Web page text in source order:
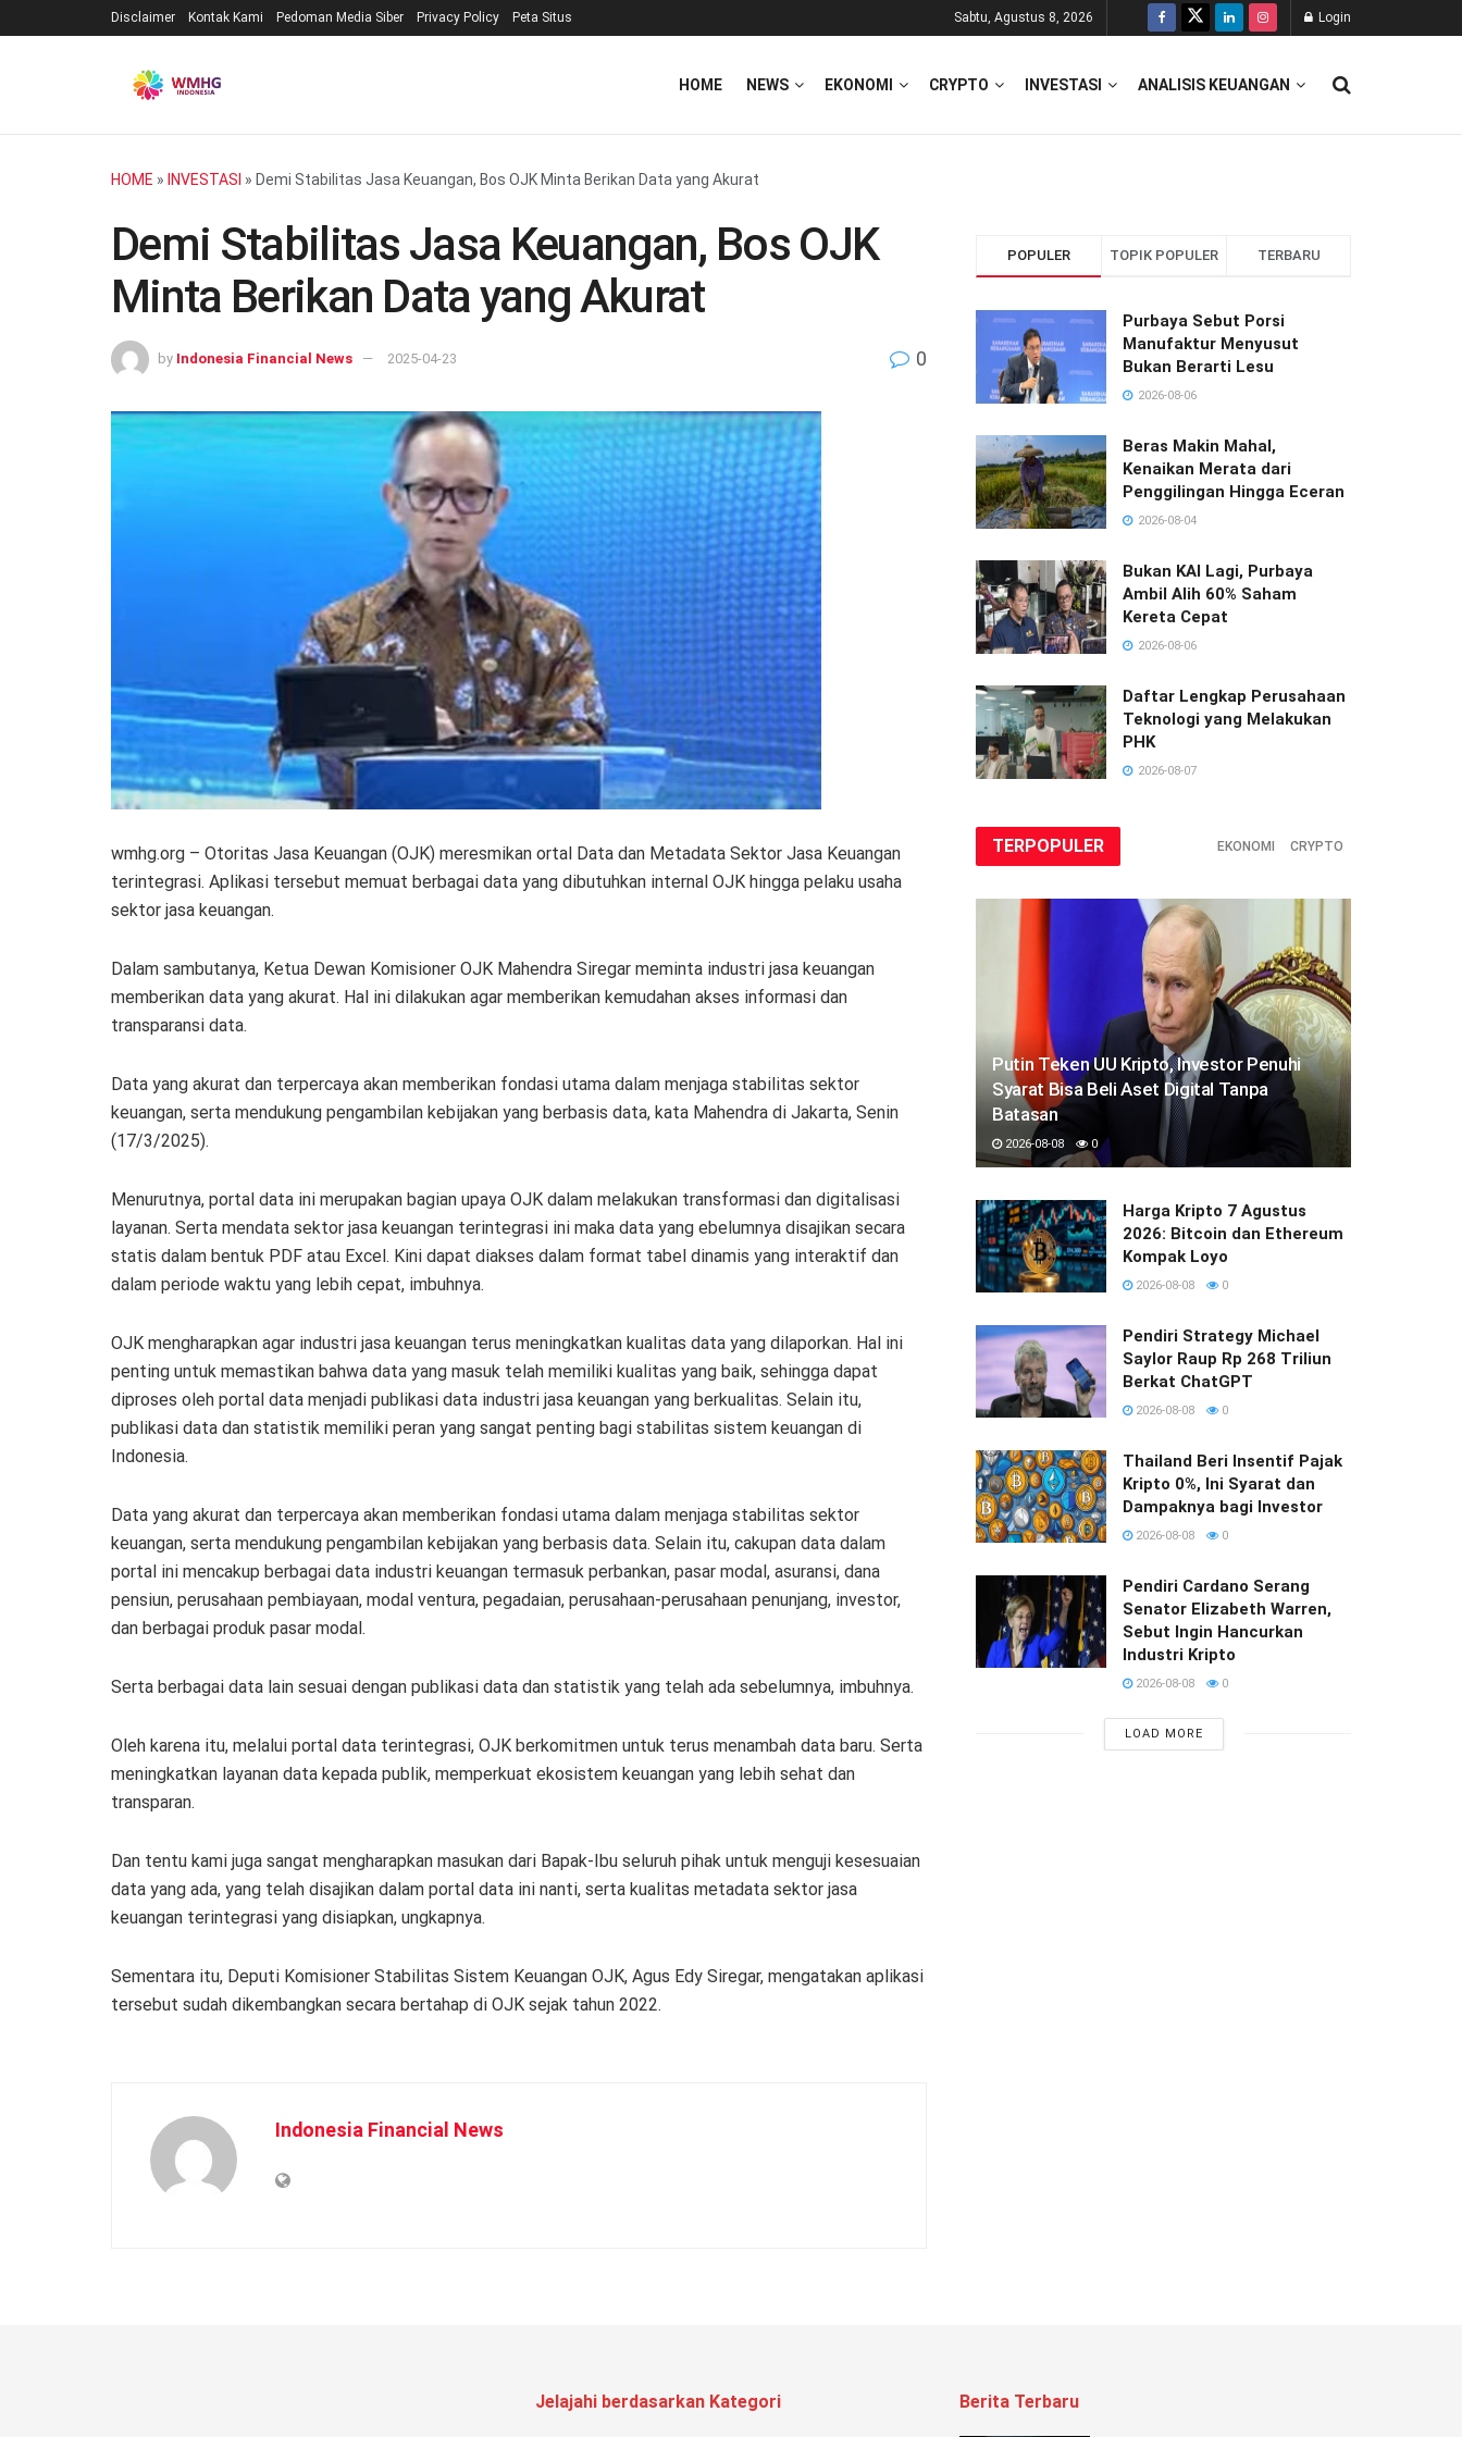
Disclaimer Kontak Kami Pedoman Media Siber Privacy Policy Peta Situs Sabtu, Agustus 8, 2026 Login
HOME NEWS EKONOMI CRYPTO INVESTASI ANALISIS KEUANGAN
HOME » INVESTASI » Demi Stabilitas Jasa Keuangan, Bos OJK Minta Berikan Data yang Akurat
Demi Stabilitas Jasa Keuangan, Bos OJK
Minta Berikan Data yang Akurat
by Indonesia Financial News 2025-04-23 0
wmhg.org – Otoritas Jasa Keuangan (OJK) meresmikan ortal Data dan Metadata Sektor Jasa Keuangan
terintegrasi. Aplikasi tersebut memuat berbagai data yang dibutuhkan internal OJK hingga pelaku usaha
sektor jasa keuangan.
Dalam sambutanya, Ketua Dewan Komisioner OJK Mahendra Siregar meminta industri jasa keuangan
memberikan data yang akurat. Hal ini dilakukan agar memberikan kemudahan akses informasi dan
transparansi data.
Data yang akurat dan terpercaya akan memberikan fondasi utama dalam menjaga stabilitas sektor
keuangan, serta mendukung pengambilan kebijakan yang berbasis data, kata Mahendra di Jakarta, Senin
(17/3/2025).
Menurutnya, portal data ini merupakan bagian upaya OJK dalam melakukan transformasi dan digitalisasi
layanan. Serta mendata sektor jasa keuangan terintegrasi ini maka data yang ebelumnya disajikan secara
statis dalam bentuk PDF atau Excel. Kini dapat diakses dalam format tabel dinamis yang interaktif dan
dalam periode waktu yang lebih cepat, imbuhnya.
OJK mengharapkan agar industri jasa keuangan terus meningkatkan kualitas data yang dilaporkan. Hal ini
penting untuk memastikan bahwa data yang masuk telah memiliki kualitas yang baik, sehingga dapat
diproses oleh portal data menjadi publikasi data industri jasa keuangan yang berkualitas. Selain itu,
publikasi data dan statistik memiliki peran yang sangat penting bagi stabilitas sistem keuangan di
Indonesia.
Data yang akurat dan terpercaya akan memberikan fondasi utama dalam menjaga stabilitas sektor
keuangan, serta mendukung pengambilan kebijakan yang berbasis data. Selain itu, cakupan data dalam
portal ini mencakup berbagai data industri keuangan termasuk perbankan, pasar modal, asuransi, dana
pensiun, perusahaan pembiayaan, modal ventura, pegadaian, perusahaan-perusahaan penunjang, investor,
dan berbagai produk pasar modal.
Serta berbagai data lain sesuai dengan publikasi data dan statistik yang telah ada sebelumnya, imbuhnya.
Oleh karena itu, melalui portal data terintegrasi, OJK berkomitmen untuk terus menambah data baru. Serta
meningkatkan layanan data kepada publik, memperkuat ekosistem keuangan yang lebih sehat dan
transparan.
Dan tentu kami juga sangat mengharapkan masukan dari Bapak-Ibu seluruh pihak untuk menguji kesesuaian
data yang ada, yang telah disajikan dalam portal data ini nanti, serta kualitas metadata sektor jasa
keuangan terintegrasi yang disiapkan, ungkapnya.
Sementara itu, Deputi Komisioner Stabilitas Sistem Keuangan OJK, Agus Edy Siregar, mengatakan aplikasi
tersebut sudah dikembangkan secara bertahap di OJK sejak tahun 2022.
Indonesia Financial News
POPULER TOPIK POPULER TERBARU
Purbaya Sebut Porsi
Manufaktur Menyusut
Bukan Berarti Lesu
2026-08-06
Beras Makin Mahal,
Kenaikan Merata dari
Penggilingan Hingga Eceran
2026-08-04
Bukan KAI Lagi, Purbaya
Ambil Alih 60% Saham
Kereta Cepat
2026-08-06
Daftar Lengkap Perusahaan
Teknologi yang Melakukan
PHK
2026-08-07
TERPOPULER EKONOMI CRYPTO
Putin Teken UU Kripto, Investor Penuhi
Syarat Bisa Beli Aset Digital Tanpa
Batasan
2026-08-08 0
Harga Kripto 7 Agustus
2026: Bitcoin dan Ethereum
Kompak Loyo
2026-08-08 0
Pendiri Strategy Michael
Saylor Raup Rp 268 Triliun
Berkat ChatGPT
2026-08-08 0
Thailand Beri Insentif Pajak
Kripto 0%, Ini Syarat dan
Dampaknya bagi Investor
2026-08-08 0
Pendiri Cardano Serang
Senator Elizabeth Warren,
Sebut Ingin Hancurkan
Industri Kripto
2026-08-08 0
LOAD MORE
Jelajahi berdasarkan Kategori Berita Terbaru